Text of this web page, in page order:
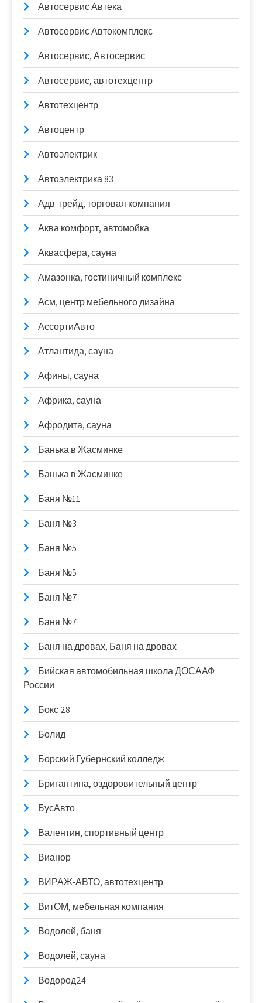
Автосервис Автека
Автосервис Автокомплекс
Автосервис, Автосервис
Автосервис, автотехцентр
Автотехцентр
Автоцентр
Автоэлектрик
Автоэлектрика 83
Адв-трейд, торговая компания
Аква комфорт, автомойка
Аквасфера, сауна
Амазонка, гостиничный комплекс
Асм, центр мебельного дизайна
АссортиАвто
Атлантида, сауна
Афины, сауна
Африка, сауна
Афродита, сауна
Банька в Жасминке
Банька в Жасминке
Баня №11
Баня №3
Баня №5
Баня №5
Баня №7
Баня №7
Баня на дровах, Баня на дровах
Бийская автомобильная школа ДОСААФ
России
Бокс 28
Болид
Борский Губернский колледж
Бригантина, оздоровительный центр
БусАвто
Валентин, спортивный центр
Вианор
ВИРАЖ-АВТО, автотехцентр
ВитОМ, мебельная компания
Водолей, баня
Водолей, сауна
Водород24